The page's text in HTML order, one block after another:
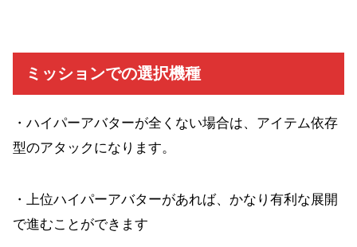
ミッションでの選択機種
・ハイパーアバターが全くない場合は、アイテム依存
型のアタックになります。
・上位ハイパーアバターがあれば、かなり有利な展開
で進むことができます